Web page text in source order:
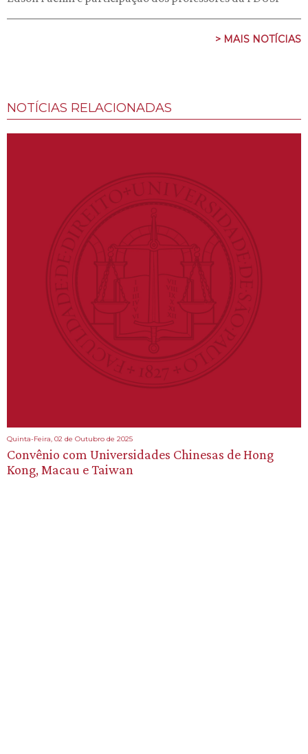
> MAIS NOTÍCIAS
NOTÍCIAS RELACIONADAS
Quinta-Feira, 02 de Outubro de 2025
Convênio com Universidades Chinesas de Hong
Kong, Macau e Taiwan